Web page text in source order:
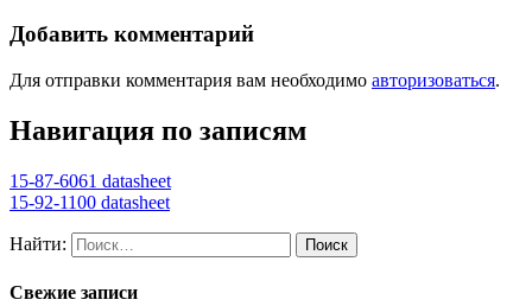
Добавить комментарий
Для отправки комментария вам необходимо авторизоваться.
Навигация по записям
15-87-6061 datasheet
15-92-1100 datasheet
Найти:
Свежие записи